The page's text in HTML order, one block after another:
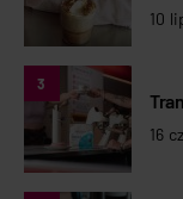
10
3
16